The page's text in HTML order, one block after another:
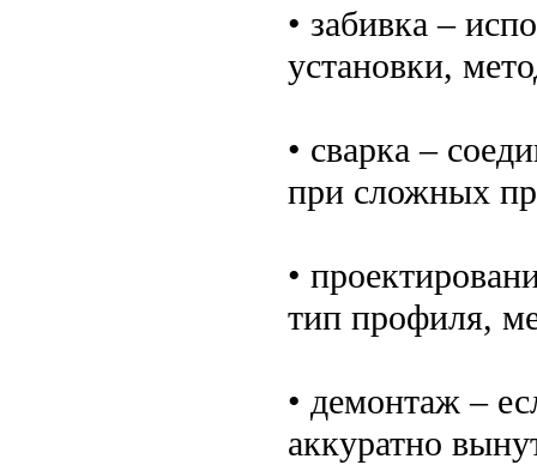
• забивка –
установки,
• сварка –
при сложных
•
тип профиля,
• демонтаж –
аккуратно